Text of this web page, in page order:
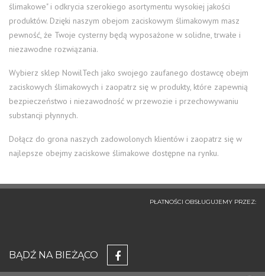
ślimakowe" i odkrycia szerokiego asortymentu wysokiej jakości
produktów. Dzięki naszym obejom zaciskowym ślimakowym masz
pewność, że Twoje cysterny będą wyposażone w solidne, trwałe i
niezawodne rozwiązania.
Wybierz sklep NowilTech jako swojego zaufanego dostawcę obejm
zaciskowych ślimakowych i zaopatrz się w produkty, które zapewnią
bezpieczeństwo i niezawodność w przewozie i przechowywaniu
substancji płynnych.
Dołącz do grona naszych zadowolonych klientów i zaopatrz się w
najlepsze obejmy zaciskowe ślimakowe dostępne na rynku.
PŁATNOŚCI OBSŁUGUJEMY PRZEZ:
BĄDŹ NA BIEŻĄCO